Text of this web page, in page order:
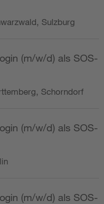
Sulzburg
(m/w/d) als SOS-
Schorndorf
(m/w/d) als SOS-
(m/w/d) als SOS-